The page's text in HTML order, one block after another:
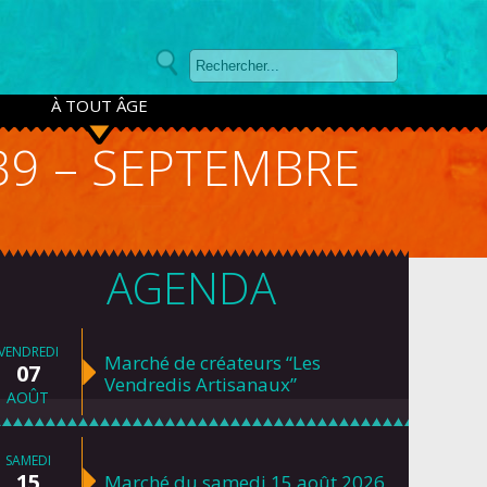
À TOUT ÂGE
– SEPTEMBRE
AGENDA
07
AOÛT
Marché de créateurs “Les
Vendredis Artisanaux”
SAMEDI
Marché du samedi 15 août 2026